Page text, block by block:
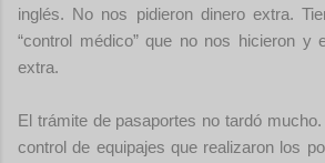
inglés. No nos pidieron dinero extra.
“control médico” que no nos hicieron y
extra.
El trámite de pasaportes no tardó
control de equipajes que realizaron los